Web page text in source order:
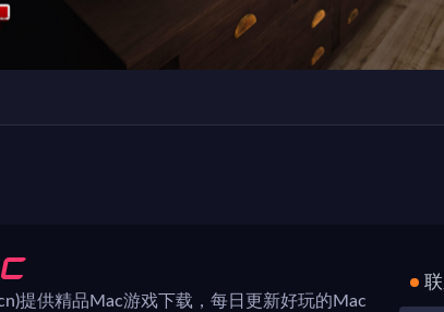
提供精品Mac游戏下载，每日更新好玩的Mac